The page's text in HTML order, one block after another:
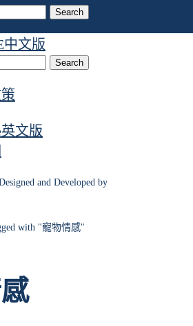
Search
Search
文版
and Developed by
with "寵物情感"